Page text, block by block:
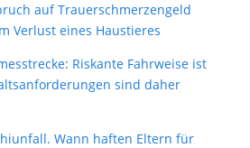
auf Trauerschmerzengeld
Verlust eines Haustieres
Riskante Fahrweise ist
sind daher
Wann haften Eltern für